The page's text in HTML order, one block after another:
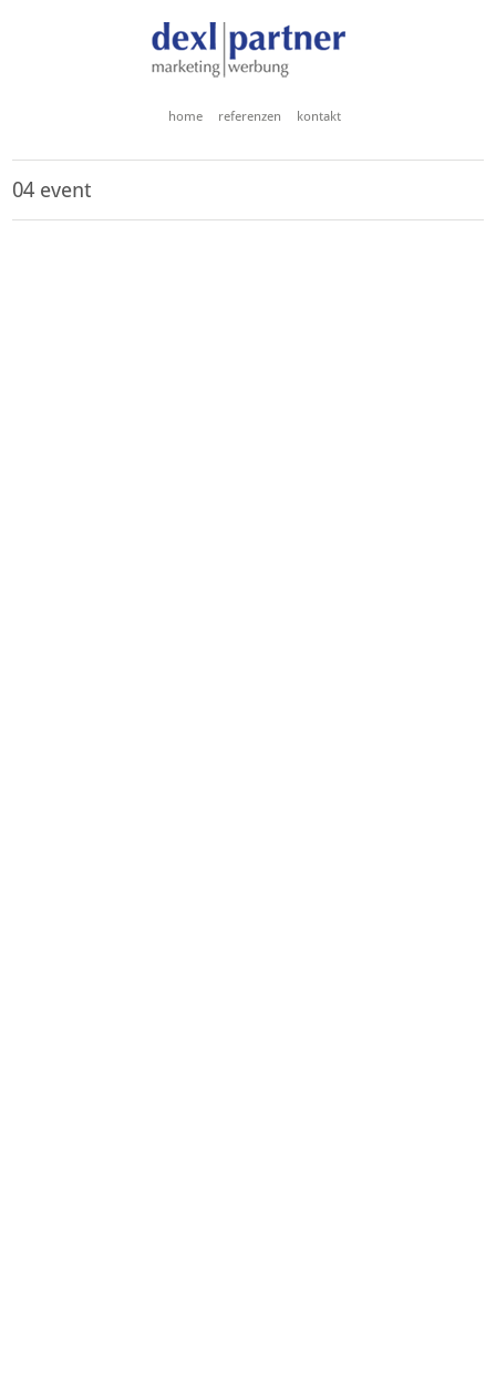
home referenzen kontakt
04 event